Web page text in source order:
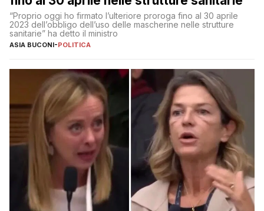
“Proprio oggi ho firmato l’ulteriore proroga fino al 30 aprile
2023 dell’obbligo dell’uso delle mascherine nelle strutture
sanitarie” ha detto il ministro
ASIA BUCONI-POLITICA